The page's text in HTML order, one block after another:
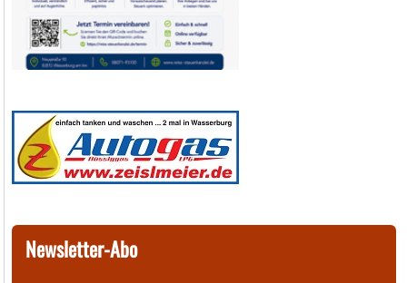
Newsletter-Abo